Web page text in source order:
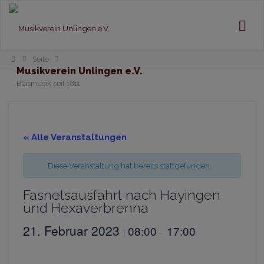
Musikverein Unlingen e.V.
Blasmusik seit 1811
HomeSeite
« Alle Veranstaltungen
Diese Veranstaltung hat bereits stattgefunden.
Fasnetsausfahrt nach Hayingen
und Hexaverbrenna
21. Februar 2023 08:00 – 17:00